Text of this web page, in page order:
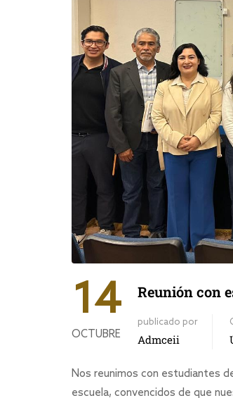
14
OCTUBRE
Reunión con
publicado por
Admceii
Nos reunimos con estudiantes
escuela, convencidos de que